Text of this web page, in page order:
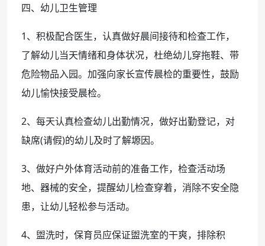
四、幼儿卫生管理
1、积极配合医生，认真做好晨间接待和检查工作，
了解幼儿当天情绪和身体状况，杜绝幼儿穿拖鞋、带
危险物品入园。加强向家长宣传晨检的重要性，鼓励
幼儿愉快接受晨检。
2、每天认真检查幼儿出勤情况，做好出勤登记，对
缺席(请假)的幼儿及时了解塬因。
3、做好户外体育活动前的准备工作，检查活动场
地、器械的安全，提醒幼儿检查穿着，消除不安全隐
患，让幼儿轻松参与活动。
4、盥洗时，保育员应保证盥洗室的干爽，排除积